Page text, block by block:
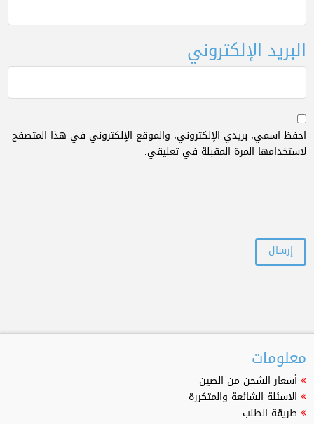
البريد الإلكتروني
احفظ اسمي، بريدي الإلكتروني، والموقع الإلكتروني في هذا المتصفح
لاستخدامها المرة المقبلة في تعليقي.
معلومات
أسعار الشحن من الصين
الاسئلة الشائعة والمتكررة
طريقة الطلب